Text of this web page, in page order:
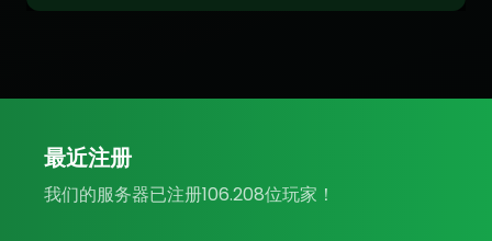
最近注册
我们的服务器已注册106.208位玩家！